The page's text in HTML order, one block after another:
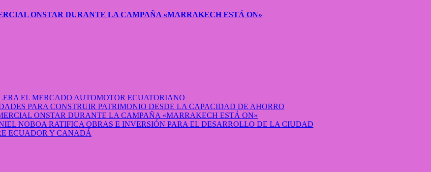
ONSTAR DURANTE LA CAMPAÑA «MARRAKECH ESTÁ ON»
EL MERCADO AUTOMOTOR ECUATORIANO
PARA CONSTRUIR PATRIMONIO DESDE LA CAPACIDAD DE AHORRO
ONSTAR DURANTE LA CAMPAÑA «MARRAKECH ESTÁ ON»
NOBOA RATIFICA OBRAS E INVERSIÓN PARA EL DESARROLLO DE LA CIUDAD
ECUADOR Y CANADÁ